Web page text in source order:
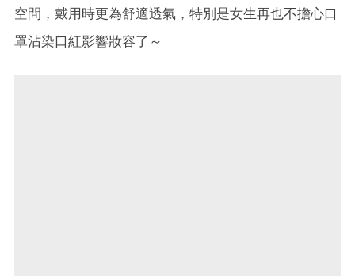
空間，戴用時更為舒適透氣，特別是女生再也不擔心口
罩沾染口紅影響妝容了～